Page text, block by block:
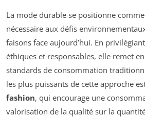
La mode durable se positionne
nécessaire aux défis
faisons face aujourd’hui. En
éthiques et responsables, elle remet
standards de consommation
les plus puissants de cette approche
fashion, qui encourage une
valorisation de la qualité sur la